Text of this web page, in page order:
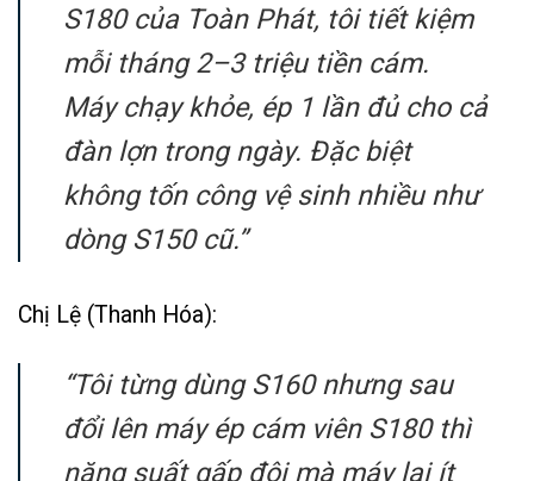
S180 của Toàn Phát, tôi tiết kiệm
mỗi tháng 2–3 triệu tiền cám.
Máy chạy khỏe, ép 1 lần đủ cho cả
đàn lợn trong ngày. Đặc biệt
không tốn công vệ sinh nhiều như
dòng S150 cũ.”
Chị Lệ (Thanh Hóa):
“Tôi từng dùng S160 nhưng sau
đổi lên máy ép cám viên S180 thì
năng suất gấp đôi mà máy lại ít